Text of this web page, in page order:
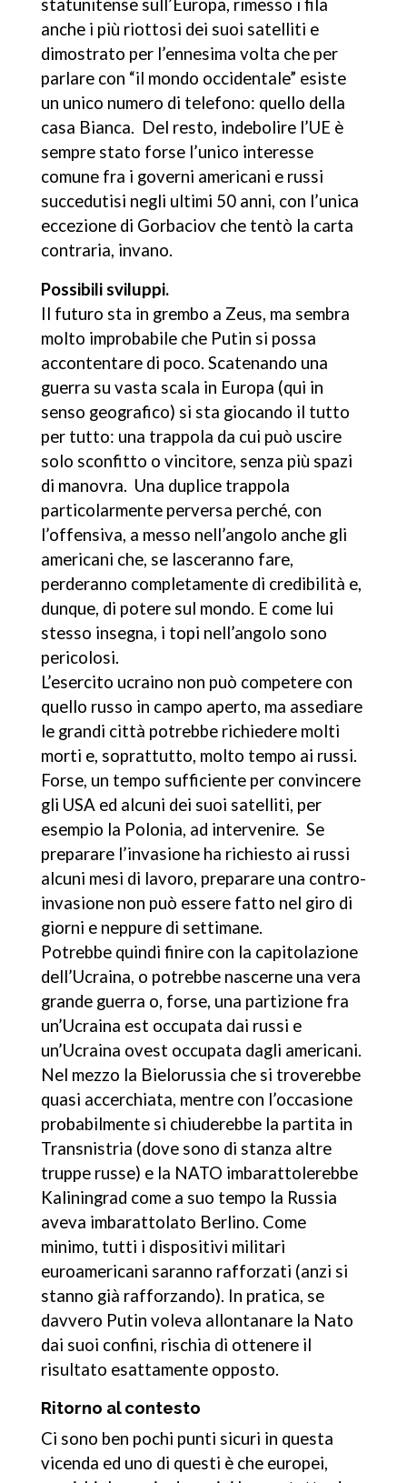
statunitense sull’Europa, rimesso i fila
anche i più riottosi dei suoi satelliti e
dimostrato per l’ennesima volta che per
parlare con “il mondo occidentale” esiste
un unico numero di telefono: quello della
casa Bianca. Del resto, indebolire l’UE è
sempre stato forse l’unico interesse
comune fra i governi americani e russi
succedutisi negli ultimi 50 anni, con l’unica
eccezione di Gorbaciov che tentò la carta
contraria, invano.
Possibili sviluppi.
Il futuro sta in grembo a Zeus, ma sembra
molto improbabile che Putin si possa
accontentare di poco. Scatenando una
guerra su vasta scala in Europa (qui in
senso geografico) si sta giocando il tutto
per tutto: una trappola da cui può uscire
solo sconfitto o vincitore, senza più spazi
di manovra. Una duplice trappola
particolarmente perversa perché, con
l’offensiva, a messo nell’angolo anche gli
americani che, se lasceranno fare,
perderanno completamente di credibilità e,
dunque, di potere sul mondo. E come lui
stesso insegna, i topi nell’angolo sono
pericolosi.
L’esercito ucraino non può competere con
quello russo in campo aperto, ma assediare
le grandi città potrebbe richiedere molti
morti e, soprattutto, molto tempo ai russi.
Forse, un tempo sufficiente per convincere
gli USA ed alcuni dei suoi satelliti, per
esempio la Polonia, ad intervenire. Se
preparare l’invasione ha richiesto ai russi
alcuni mesi di lavoro, preparare una contro-
invasione non può essere fatto nel giro di
giorni e neppure di settimane.
Potrebbe quindi finire con la capitolazione
dell’Ucraina, o potrebbe nascerne una vera
grande guerra o, forse, una partizione fra
un’Ucraina est occupata dai russi e
un’Ucraina ovest occupata dagli americani.
Nel mezzo la Bielorussia che si troverebbe
quasi accerchiata, mentre con l’occasione
probabilmente si chiuderebbe la partita in
Transnistria (dove sono di stanza altre
truppe russe) e la NATO imbarattolerebbe
Kaliningrad come a suo tempo la Russia
aveva imbarattolato Berlino. Come
minimo, tutti i dispositivi militari
euroamericani saranno rafforzati (anzi si
stanno già rafforzando). In pratica, se
davvero Putin voleva allontanare la Nato
dai suoi confini, rischia di ottenere il
risultato esattamente opposto.
Ritorno al contesto
Ci sono ben pochi punti sicuri in questa
vicenda ed uno di questi è che europei,